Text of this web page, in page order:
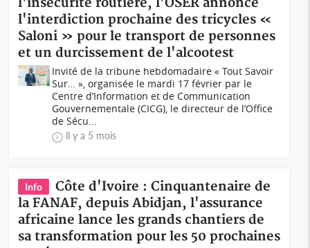
l'interdiction prochaine des tricycles «
Saloni » pour le transport de personnes
et un durcissement de l'alcootest
Invité de la tribune hebdomadaire « Tout Savoir
Sur… », organisée le mardi 17 février par le
Centre d’Information et de Communication
Gouvernementale (CICG), le directeur de l’Office
de Sécu...
il y a 5 mois
Info
Côte d'Ivoire : Cinquantenaire de
la FANAF, depuis Abidjan, l'assurance
africaine lance les grands chantiers de
sa transformation pour les 50 prochaines